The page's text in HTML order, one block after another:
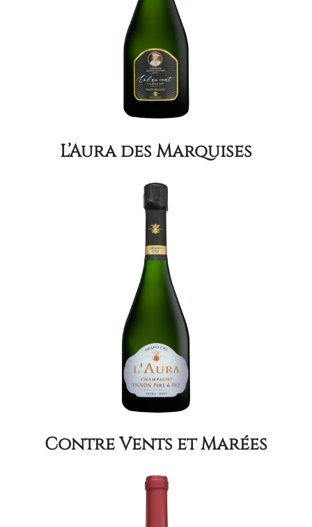
L’Aura des Marquises
Contre Vents et Marées